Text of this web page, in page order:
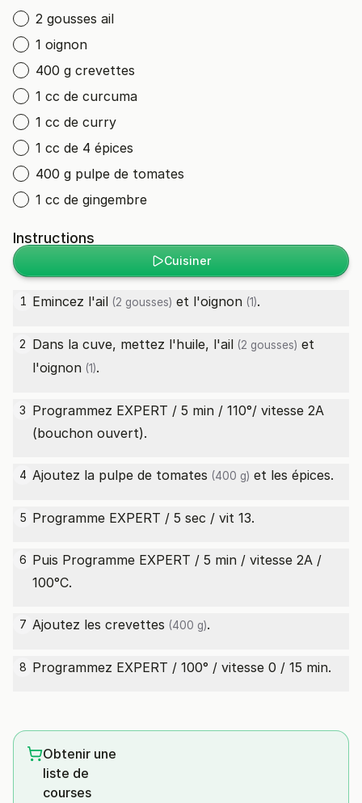
2 gousses ail
1 oignon
400 g crevettes
1 cc de curcuma
1 cc de curry
1 cc de 4 épices
400 g pulpe de tomates
1 cc de gingembre
Instructions
Cuisiner
1 Emincez l'ail (2 gousses) et l'oignon (1).
2 Dans la cuve, mettez l'huile, l'ail (2 gousses) et
l'oignon (1).
3 Programmez EXPERT / 5 min / 110°/ vitesse 2A
(bouchon ouvert).
4 Ajoutez la pulpe de tomates (400 g) et les épices.
5 Programme EXPERT / 5 sec / vit 13.
6 Puis Programme EXPERT / 5 min / vitesse 2A /
100°C.
7 Ajoutez les crevettes (400 g).
8 Programmez EXPERT / 100° / vitesse 0 / 15 min.
Obtenir une
liste de
courses